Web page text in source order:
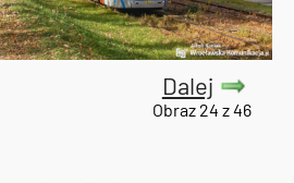
Dalej
Obraz 24 z 46